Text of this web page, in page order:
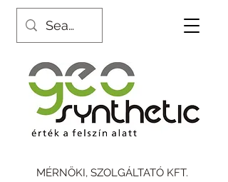
MÉRNÖKI, SZOLGÁLTATÓ KFT.